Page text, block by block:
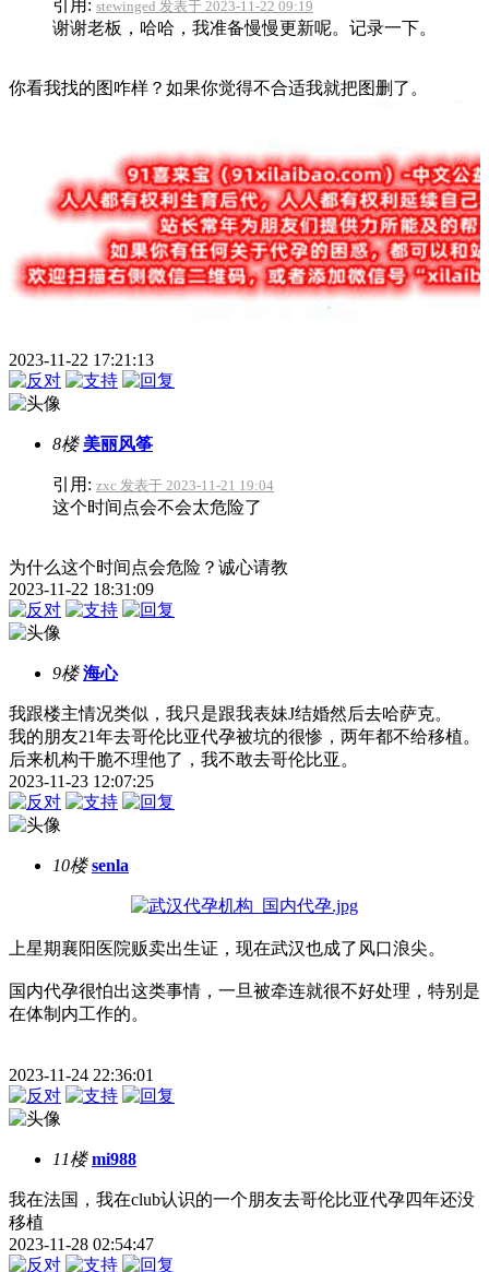
引用: stewinged 发表于 2023-11-22 09:19
谢谢老板，哈哈，我准备慢慢更新呢。记录一下。
你看我找的图咋样？如果你觉得不合适我就把图删了。
2023-11-22 17:21:13
8楼 美丽风筝
引用: zxc 发表于 2023-11-21 19:04
这个时间点会不会太危险了
为什么这个时间点会危险？诚心请教
2023-11-22 18:31:09
9楼 海心
我跟楼主情况类似，我只是跟我表妹J结婚然后去哈萨克。
我的朋友21年去哥伦比亚代孕被坑的很惨，两年都不给移植。
后来机构干脆不理他了，我不敢去哥伦比亚。
2023-11-23 12:07:25
10楼 senla
上星期襄阳医院贩卖出生证，现在武汉也成了风口浪尖。
国内代孕很怕出这类事情，一旦被牵连就很不好处理，特别是
在体制内工作的。
2023-11-24 22:36:01
11楼 mi988
我在法国，我在club认识的一个朋友去哥伦比亚代孕四年还没
移植
2023-11-28 02:54:47